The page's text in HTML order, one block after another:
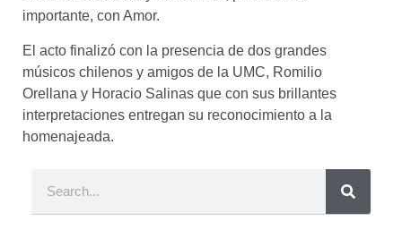
importante, con Amor.
El acto finalizó con la presencia de dos grandes
músicos chilenos y amigos de la UMC, Romilio
Orellana y Horacio Salinas que con sus brillantes
interpretaciones entregan su reconocimiento a la
homenajeada.